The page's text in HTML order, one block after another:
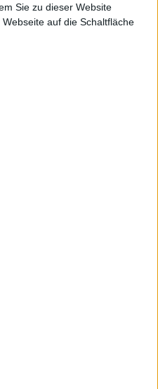
Sie zu dieser Website
auf die Schaltfläche